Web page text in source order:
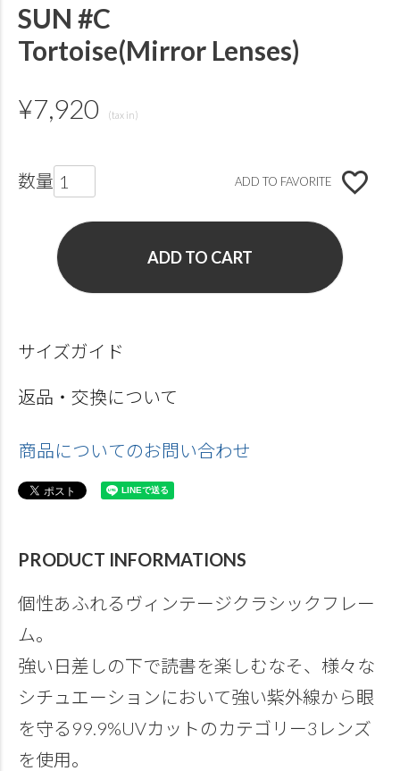
SUN #C
Tortoise(Mirror Lenses)
¥7,920
ADD TO FAVORITE
ADD TO CART
サイズガイド
返品・交換について
商品についてのお問い合わせ
PRODUCT INFORMATIONS
個性あふれるヴィンテージクラシックフレー
ム。
強い日差しの下で読書を楽しむなそ、様々な
シチュエーションにおいて強い紫外線から眼
を守る99.9%UVカットのカテゴリー3レンズ
を使用。